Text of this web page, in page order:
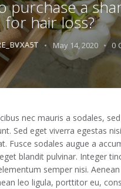
purchase a
for hair loss?
May 14, 2020 0
nec mauris a sodales,
Sed eget viverra egestas
Fusce sodales augue a
blandit pulvinar. Integer
semper nisi.
leo ligula, porttitor eu,